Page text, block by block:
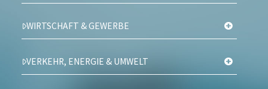
WIRTSCHAFT & GEWERBE
VERKEHR, ENERGIE & UMWELT